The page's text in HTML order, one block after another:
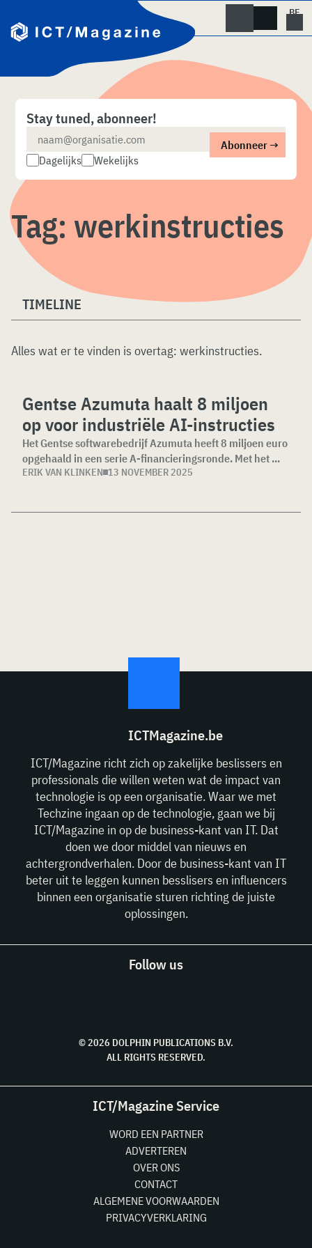
naar
content
Stay tuned, abonneer!
Dagelijks Wekelijks
Tag: werkinstructies
TIMELINE
Alles wat er te vinden is overtag: werkinstructies.
Gentse Azumuta haalt 8 miljoen
op voor industriële AI-instructies
Het Gentse softwarebedrijf Azumuta heeft 8 miljoen euro
opgehaald in een serie A-financieringsronde. Met het ...
ERIK VAN KLINKEN 13 NOVEMBER 2025
ICTMagazine.be
ICT/Magazine richt zich op zakelijke beslissers en
professionals die willen weten wat de impact van
technologie is op een organisatie. Waar we met
Techzine ingaan op de technologie, gaan we bij
ICT/Magazine in op de business-kant van IT. Dat
doen we door middel van nieuws en
achtergrondverhalen. Door de business-kant van IT
beter uit te leggen kunnen besslisers en influencers
binnen een organisatie sturen richting de juiste
oplossingen.
Follow us
© 2026 DOLPHIN PUBLICATIONS B.V.
ALL RIGHTS RESERVED.
ICT/Magazine Service
WORD EEN PARTNER
ADVERTEREN
OVER ONS
CONTACT
ALGEMENE VOORWAARDEN
PRIVACYVERKLARING